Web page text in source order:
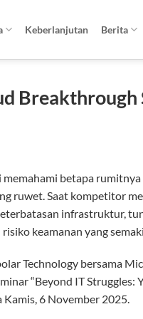
Keberlanjutan Berita
memahami betapa
ruwet. Saat kompetitor
infrastruktur,
keamanan yang
Technology bersama
“Beyond IT Struggles:
Kamis, 6 November 2025.